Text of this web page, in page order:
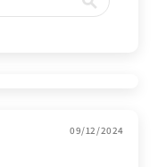
09/12/2024